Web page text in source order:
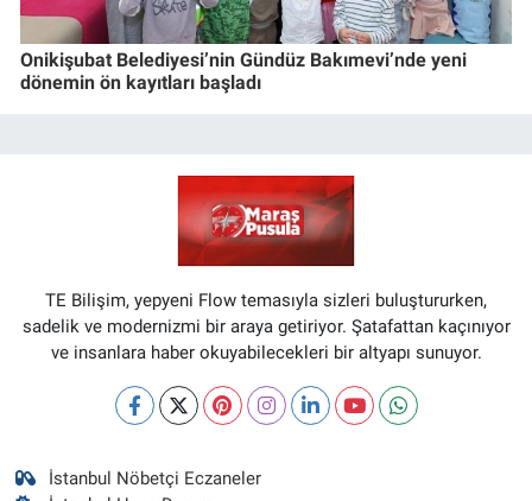
Onikişubat Belediyesi’nin Gündüz Bakımevi’nde yeni
dönemin ön kayıtları başladı
TE Bilişim, yepyeni Flow temasıyla sizleri buluştururken,
sadelik ve modernizmi bir araya getiriyor. Şatafattan kaçınıyor
ve insanlara haber okuyabilecekleri bir altyapı sunuyor.
İstanbul Nöbetçi Eczaneler